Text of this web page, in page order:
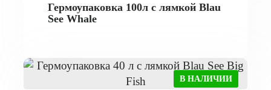
Гермоупаковка 100л с лямкой Blau
See Whale
В НАЛИЧИИ